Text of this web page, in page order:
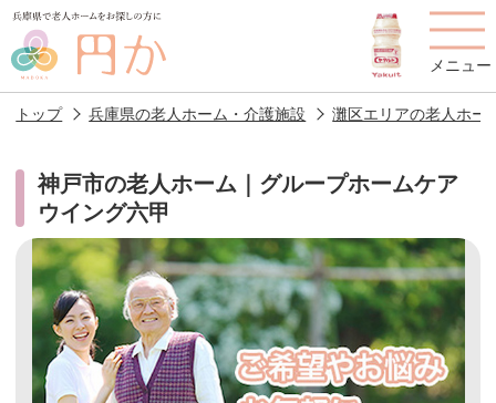
メニュー
老人ホームを
探す
施設選びのポイント 施設をお探しの方へ
老人ホームの種類 よくあるご質問
トップ 兵庫県の老人ホーム・介護施設 灘区エリアの老人ホー
神戸市の老人ホーム｜グループホームケア
ウイング六甲